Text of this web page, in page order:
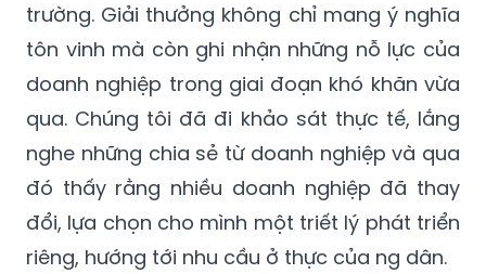
trường. Giải thưởng không chỉ mang ý nghĩa
tôn vinh mà còn ghi nhận những nỗ lực của
doanh nghiệp trong giai đoạn khó khăn vừa
qua. Chúng tôi đã đi khảo sát thực tế, lắng
nghe những chia sẻ từ doanh nghiệp và qua
đó thấy rằng nhiều doanh nghiệp đã thay
đổi, lựa chọn cho mình một triết lý phát triển
riêng, hướng tới nhu cầu ở thực của ng dân.